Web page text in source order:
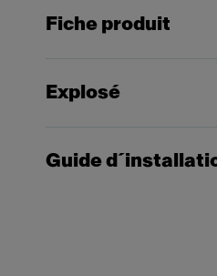
Fiche produit
Explosé
Guide